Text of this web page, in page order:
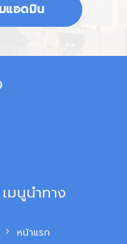
แอดมิน
เมนูนำทาง
หน้าแรก